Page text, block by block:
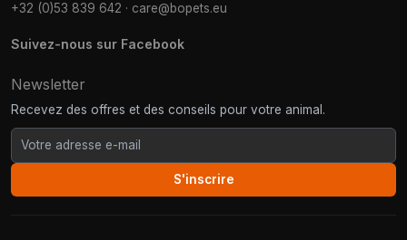
+32 (0)53 839 642 · care@bopets.eu
Suivez-nous sur Facebook
Newsletter
Recevez des offres et des conseils pour votre animal.
S'inscrire